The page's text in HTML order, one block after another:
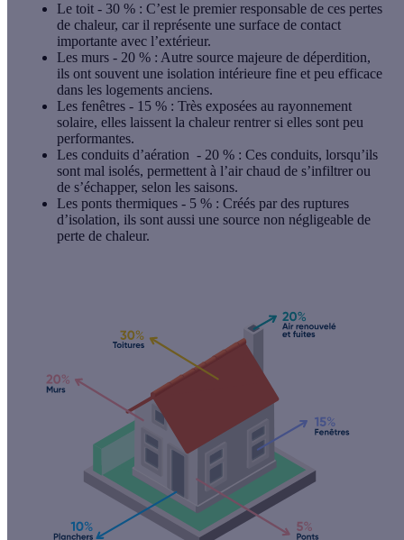
Le toit - 30 % : C’est le premier responsable de ces pertes
de chaleur, car il représente une surface de contact
importante avec l’extérieur.
Les murs - 20 % : Autre source majeure de déperdition,
ils ont souvent une isolation intérieure fine et peu efficace
dans les logements anciens.
Les fenêtres - 15 % : Très exposées au rayonnement
solaire, elles laissent la chaleur rentrer si elles sont peu
performantes.
Les conduits d’aération - 20 % : Ces conduits, lorsqu’ils
sont mal isolés, permettent à l’air chaud de s’infiltrer ou
de s’échapper, selon les saisons.
Les ponts thermiques - 5 % : Créés par des ruptures
d’isolation, ils sont aussi une source non négligeable de
perte de chaleur.